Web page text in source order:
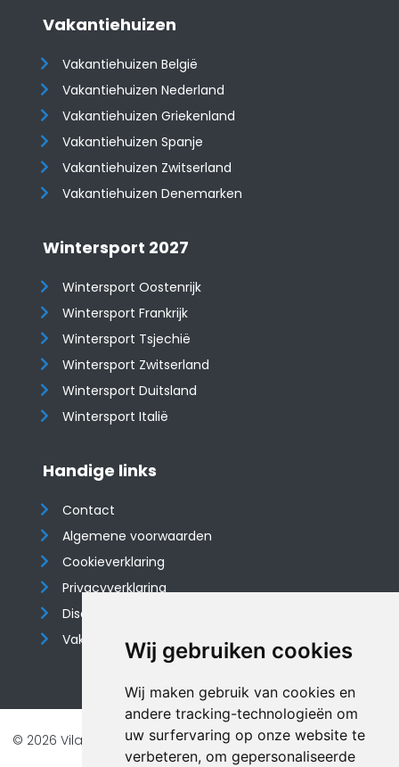
Wij gebruiken cookies
Wij maken gebruik van cookies en
andere tracking-technologieën om
uw surfervaring op onze website te
verbeteren, om gepersonaliseerde
Vakantiehuizen
Vakantiehuizen België
Vakantiehuizen Nederland
Vakantiehuizen Griekenland
Vakantiehuizen Spanje
​​​​​​​Vakantiehuizen Zwitserland
Vakantiehuizen Denemarken
Wintersport 2027
Wintersport Oostenrijk
Wintersport Frankrijk
Wintersport Tsjechië
Wintersport Zwitserland
Wintersport Duitsland
Wintersport Italië
Handige links
Contact
Algemene voorwaarden
Cookieverklaring
Privacyverklaring
Disclaimer
Vakantiehuis website
© 2026 Vilando Vakantiehuizen |Website door FalcoTravel